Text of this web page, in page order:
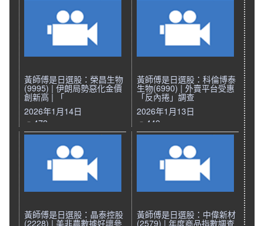
黃師傅是日選股：榮昌生物
(9995) | 伊朗局勢惡化金價
創新高 | 「
2026年1月14日
473
黃師傅是日選股：科倫博泰
生物(6990) | 外賣平台受惠
「反內捲」調查
2026年1月13日
449
黃師傅是日選股：晶泰控股
(2228) | 美非農數據好壞參
黃師傅是日選股：中偉新材
(2579) | 年度商品指數調查